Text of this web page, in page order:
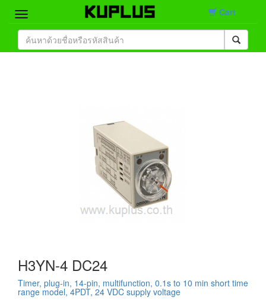
Home
Cart
H3YN-4 DC24
Timer, plug-in, 14-pin, multifunction, 0.1s to 10 min short time
range model, 4PDT, 24 VDC supply voltage